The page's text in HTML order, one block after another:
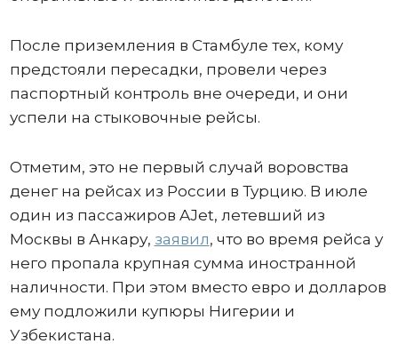
После приземления в Стамбуле тех, кому
предстояли пересадки, провели через
паспортный контроль вне очереди, и они
успели на стыковочные рейсы.
Отметим, это не первый случай воровства
денег на рейсах из России в Турцию. В июле
один из пассажиров AJet, летевший из
Москвы в Анкару, заявил, что во время рейса у
него пропала крупная сумма иностранной
наличности. При этом вместо евро и долларов
ему подложили купюры Нигерии и
Узбекистана.